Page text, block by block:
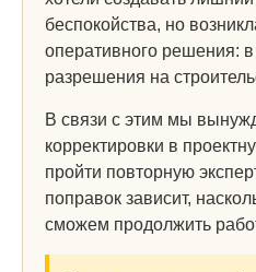
беспокойства, но
оперативного решения:
разрешения на
В связи с этим мы
корректировки в
пройти повторную
поправок зависит,
сможем продолжить